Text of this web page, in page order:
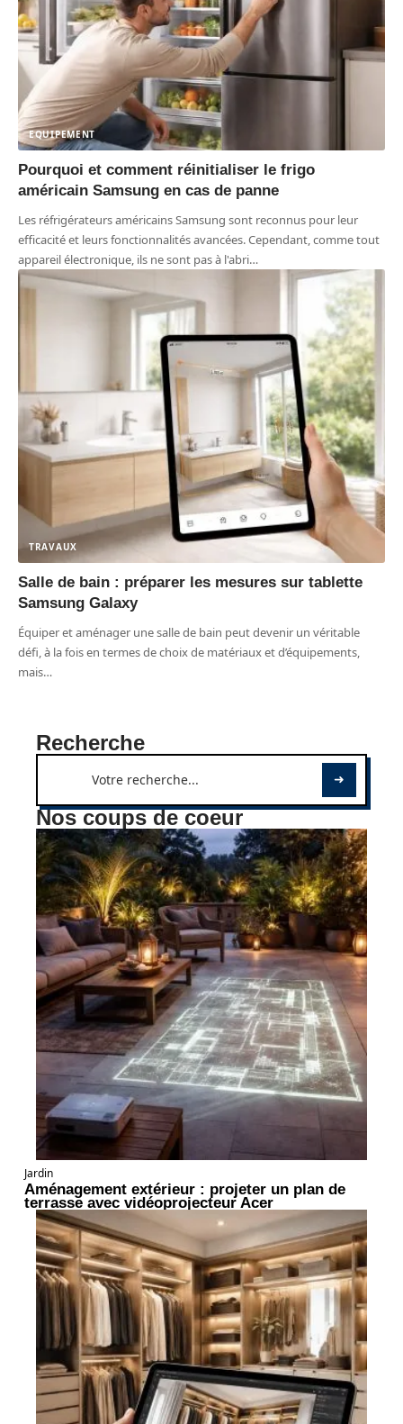
EQUIPEMENT
Pourquoi et comment réinitialiser le frigo
américain Samsung en cas de panne
Les réfrigérateurs américains Samsung sont reconnus pour leur
efficacité et leurs fonctionnalités avancées. Cependant, comme tout
appareil électronique, ils ne sont pas à l'abri…
TRAVAUX
Salle de bain : préparer les mesures sur tablette
Samsung Galaxy
Équiper et aménager une salle de bain peut devenir un véritable
défi, à la fois en termes de choix de matériaux et d’équipements,
mais…
Recherche
Nos coups de coeur
Jardin
Aménagement extérieur : projeter un plan de
terrasse avec vidéoprojecteur Acer